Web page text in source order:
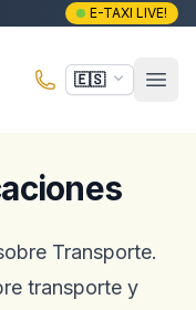
E-TAXI LIVE!
🇪🇸
Transporte.
transporte y